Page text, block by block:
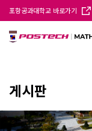
포항공과대학교 바로가기
게시판